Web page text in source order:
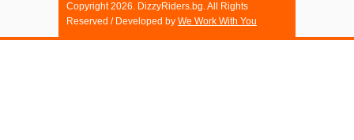
Copyright 2026. DizzyRiders.bg. All Rights
Reserved / Developed by We Work With You